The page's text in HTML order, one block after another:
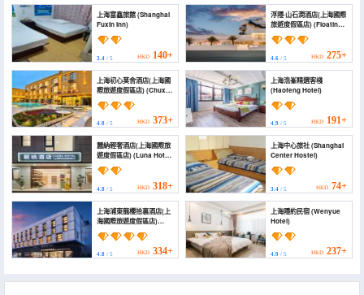
上海富鑫旅館 (Shanghai
Fuxin Inn)
3.4 / 5 HKD 140+
浮隱·山石澗酒店(上海國際
旅遊度假區店) (Floating
Hideaway Mountain
Stone Stream Hotel)
4.6/ 5 HKD 275+
上海初心莫舍酒店(上海國
際旅遊度假區店) (Chuxin
Moshe Hotel (Shanghai
International Tourism
Resort))
4.8 / 5 HKD 373+
上海浩峯精選客棧
(Haofeng Hotel)
4.9/ 5 HKD 191+
麓納輕奢酒店(上海國際旅
遊度假區店) (Luna Hotel
(Shanghai International
Tourism Resort
4.8 / 5 HKD 318+
上海中心旅社 (Shanghai
Center Hostel)
3.4/ 5 HKD 74+
上海浦東龍櫻拾裏酒店(上
海國際旅遊度假區店)
(Shanghai Dragon
Sakura Hotel Pudong
Centre(Near
Disneyland ，Free
4.8 / 5 HKD 334+
上海隱約民宿 (Wenyue
Hotel)
4.9/ 5 HKD 237+